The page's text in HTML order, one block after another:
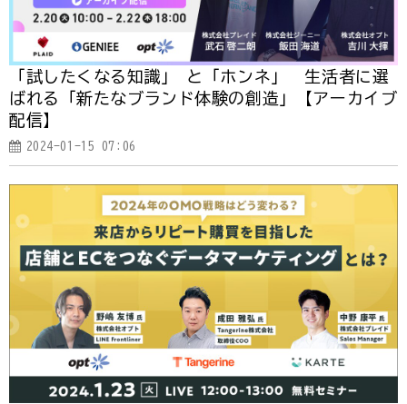
「試したくなる知識」 と「ホンネ」 生活者に選
ばれる「新たなブランド体験の創造」【アーカイブ
配信】
2024-01-15 07:06